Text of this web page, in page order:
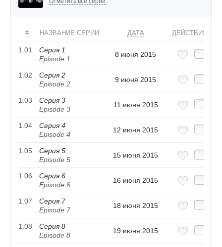
# НАЗВАНИЕ СЕРИИ ДАТА ДЕЙСТВИЯ
1.01
Серия 1
Episode 1
8 июня 2015
1.02
Серия 2
Episode 2
9 июня 2015
1.03
Серия 3
Episode 3
11 июня 2015
1.04
Серия 4
Episode 4
12 июня 2015
1.05
Серия 5
Episode 5
15 июня 2015
1.06
Серия 6
Episode 6
16 июня 2015
1.07
Серия 7
Episode 7
18 июня 2015
1.08
Серия 8
Episode 8
19 июня 2015